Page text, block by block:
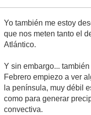
Yo también me estoy
que nos meten tanto el
Atlántico.
Y sin embargo...
Febrero empiezo a ver
la península, muy débil
como para generar
convectiva.